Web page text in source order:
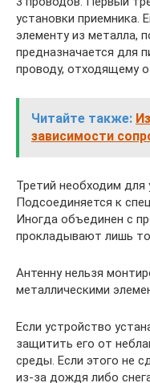
установки приемника.
элементу из металла,
предназначается для
проводу, отходящему
Читайте также:
зависимости
Третий необходим для
Подсоединяется к
Иногда объединен с
прокладывают лишь
Антенну нельзя
металлическими
Если устройство
защитить его от
среды. Если этого не
из-за дождя либо